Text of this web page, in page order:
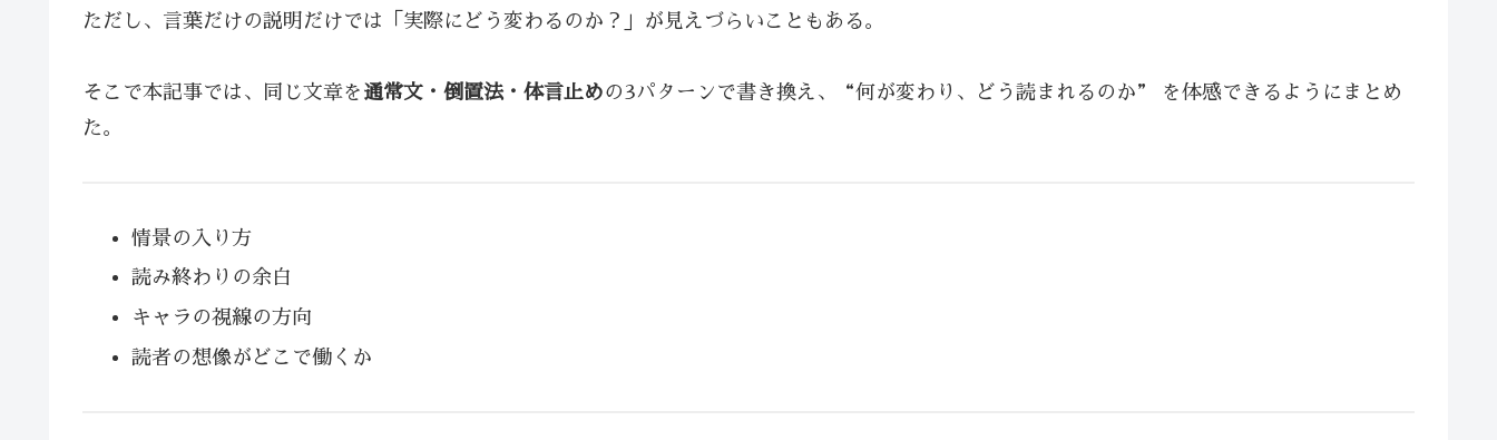
ただし、言葉だけの説明だけでは「実際にどう変わるのか？」が見えづらいこともある。
そこで本記事では、同じ文章を 通常文・倒置法・体言止めの3パターンで書き換え、“何が変わり、どう読まれるのか” を体感できるようにまとめ
た。
情景の入り方
読み終わりの余白
キャラの視線の方向
読者の想像がどこで働くか